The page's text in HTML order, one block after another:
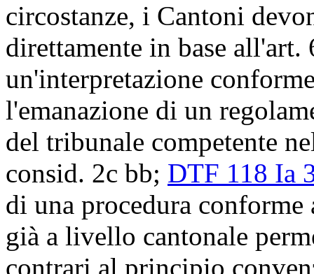
circostanze, i Cantoni
direttamente in base all'art.
un'interpretazione
l'emanazione di un
del tribunale competente
consid. 2c bb; DTF 118 Ia
di una procedura
già a livello cantonale
contrari al principio